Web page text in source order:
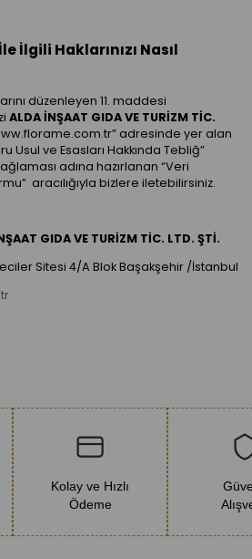
İlgili Haklarınızı Nasıl
düzenleyen 11. maddesi
ALDA İNŞAAT GIDA VE TURİZM TİC.
adresinde yer alan
Usul ve Esasları Hakkında Tebliğ”
adına hazırlanan “Veri
aracılığıyla bizlere iletebilirsiniz.
GIDA VE TURİZM TİC. LTD. ŞTİ.
Sitesi 4/A Blok Başakşehir /İstanbul
Kolay ve Hızlı
Ödeme